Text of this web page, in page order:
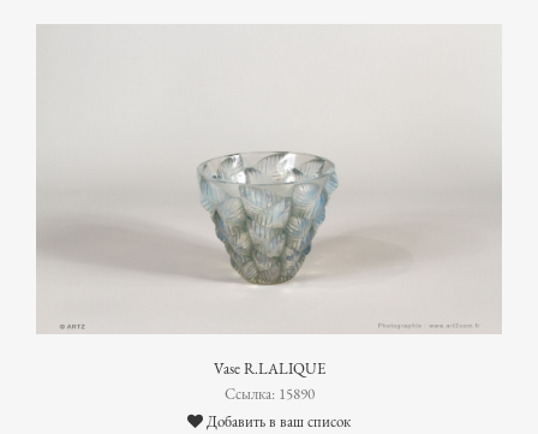
Vase R.LALIQUE
Ссылка: 15890
Добавить в ваш список